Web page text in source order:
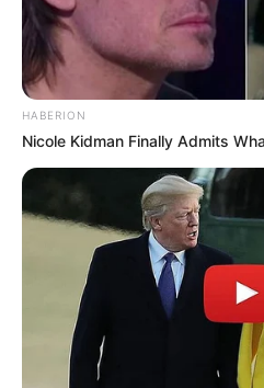
HABERION
Nicole Kidman Finally Admits